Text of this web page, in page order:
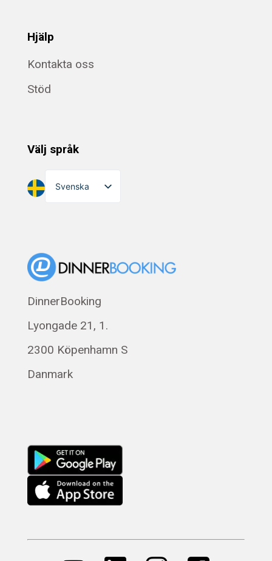
Hjälp
Kontakta oss
Stöd
Välj språk
Svenska
Norsk bokmål
Polski
Français
Română
DinnerBooking
Lyongade 21, 1.
2300 Köpenhamn S
Danmark